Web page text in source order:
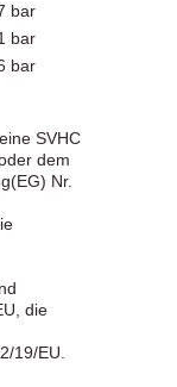
bar
bar
bar
SVHC
dem
Nr.
die
19/EU.